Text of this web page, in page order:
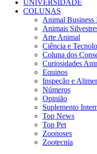
UNIVERSIDADE
COLUNAS
Animal Business
Animais
Arte Animal
Ciência e
Coluna dos
Curiosidades
Equinos
Inspeção e
Números
Opinião
Suplemento
Top News
Top Pet
Zoonoses
Zootecnia